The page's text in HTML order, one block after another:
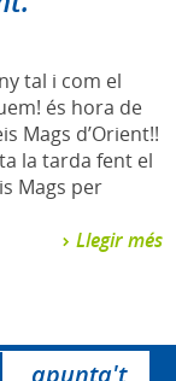
tal i com el
és hora de
Mags d’Orient!!
la tarda fent el
Mags per
Llegir més